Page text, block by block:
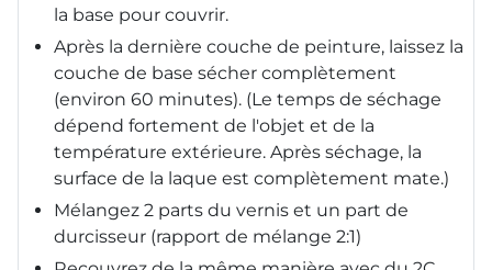
la base pour couvrir.
Après la dernière couche de peinture, laissez la
couche de base sécher complètement
(environ 60 minutes). (Le temps de séchage
dépend fortement de l'objet et de la
température extérieure. Après séchage, la
surface de la laque est complètement mate.)
Mélangez 2 parts du vernis et un part de
durcisseur (rapport de mélange 2:1)